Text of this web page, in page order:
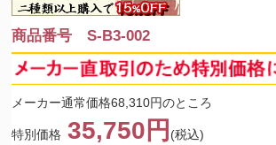
商品番号 S-B3-002
メーカー通常価格68,310円のところ
特別価格 35,750円 (税込)